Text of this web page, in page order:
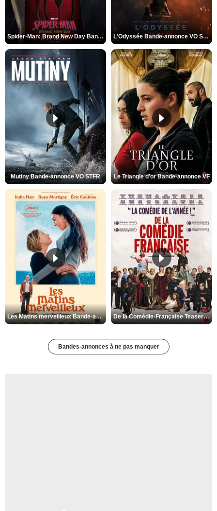
Spider-Man: Brand New Day Bande-annonce VO STFR L'Odyssée Bande-annonce VO STFR
Mutiny Bande-annonce VO STFR Le Triangle d'or Bande-annonce VF
Les Matins merveilleux Bande-annonce VF De la Comédie-Française Teaser VF
Bandes-annonces à ne pas manquer